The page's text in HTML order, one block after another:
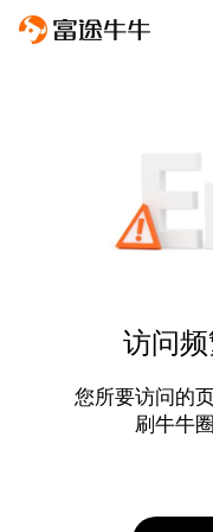
访问
您所要访问的
刷牛牛